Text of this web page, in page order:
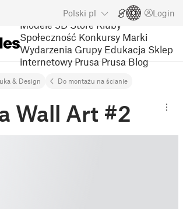
Polski pl Login
Modele 3D Store Kluby
Społeczność Konkursy Marki
Wydarzenia Grupy Edukacja Sklep
internetowy Prusa Prusa Blog
& Design Do montażu na ścianie
Wall Art #2